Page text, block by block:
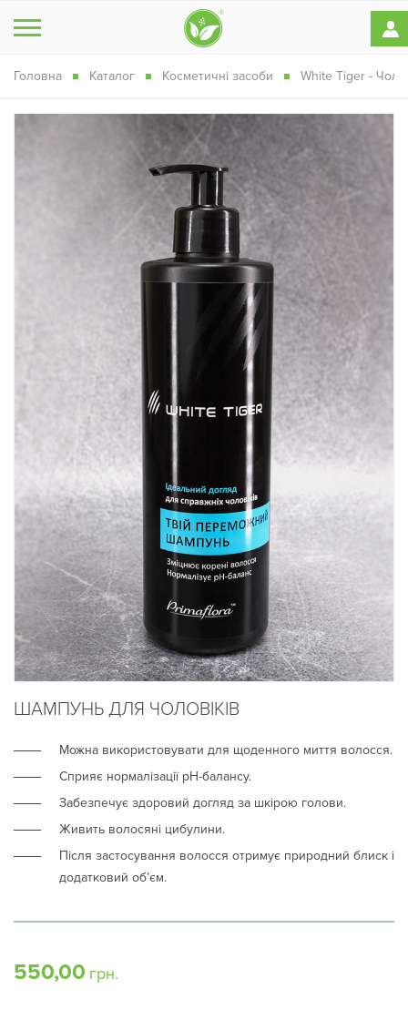
Головна Каталог Косметичні засоби White Tiger -
ШАМПУНЬ ДЛЯ ЧОЛОВІКІВ
Можна використовувати для щоденного миття волосся.
Сприяє нормалізації рН-балансу.
Забезпечує здоровий догляд за шкірою голови.
Живить волосяні цибулини.
Після застосування волосся отримує природний блиск і
додатковий об’єм.
550,00 грн.